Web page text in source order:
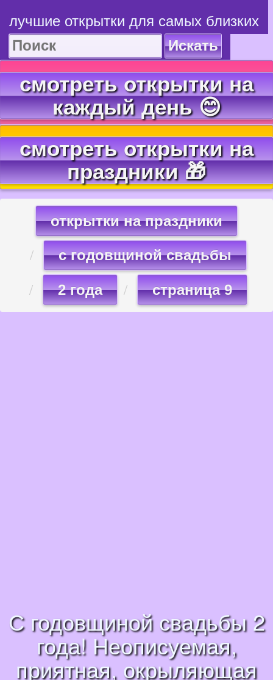
лучшие открытки для самых близких
Искать
смотреть открытки на
каждый день 😊
смотреть открытки на
праздники 🎁
открытки на праздники
с годовщиной свадьбы
2 года страница 9
С годовщиной свадьбы 2
года! Неописуемая,
приятная, окрыляющая